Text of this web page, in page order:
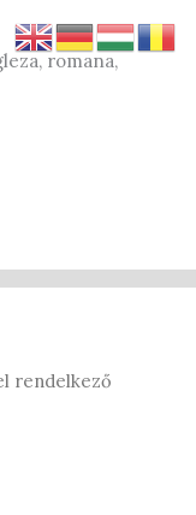
romana,
rendelkező